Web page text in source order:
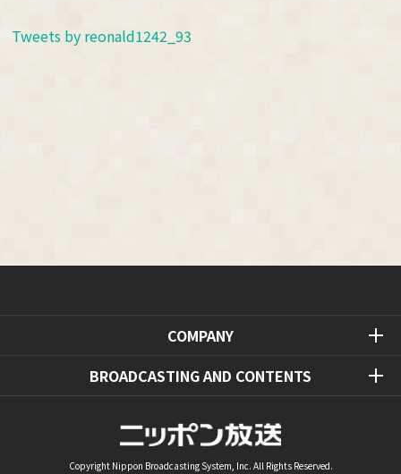
Tweets by reonald1242_93
COMPANY
BROADCASTING AND CONTENTS
Copyright Nippon Broadcasting System, Inc. All Rights Reserved.